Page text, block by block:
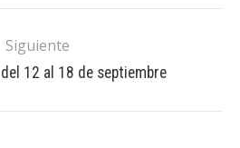
Siguiente
12 al 18 de septiembre